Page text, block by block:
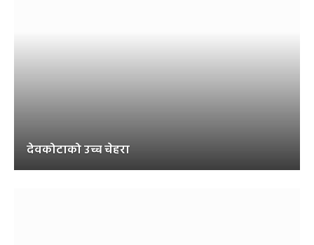
देवकोटाको उच्च चेहरा